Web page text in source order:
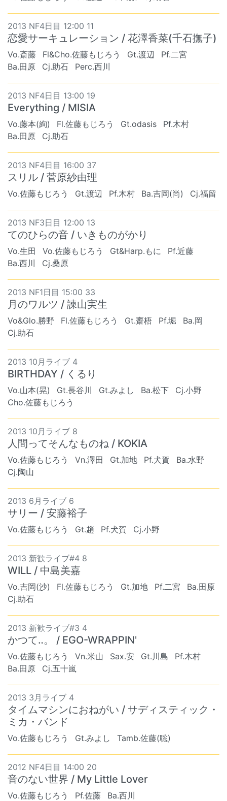
2013 NF4日目 12:00 11
恋愛サーキュレーション / 花澤香菜(千石撫子)
Vo.斎藤 Fl&Cho.佐藤もじろう Gt.渡辺
Pf.二宮
Ba.田原
Cj.助石 Perc.西川
2013 NF4日目 13:00 19
Everything / MISIA
Vo.藤本(絢) Fl.佐藤もじろう Gt.odasis
Pf.木村
Ba.田原
Cj.助石
2013 NF4日目 16:00 37
スリル / 菅原紗由理
Vo.佐藤もじろう Gt.渡辺 Pf.木村 Ba.吉岡(尚) Cj.福留
2013 NF3日目 12:00 13
てのひらの音 / いきものがかり
Vo.生田 Vo.佐藤もじろう Gt&Harp.もに
Pf.近藤
Ba.西川
Cj.桑原
2013 NF1日目 15:00 33
月のワルツ / 諫山実生
Vo&Glo.勝野 Fl.佐藤もじろう Gt.齋梧 Pf.堀
Ba.岡
Cj.助石
2013 10月ライブ 4
BIRTHDAY / くるり
Vo.山本(晃) Gt.長谷川 Gt.みよし Ba.松下
Cj.小野
Cho.佐藤もじろう
2013 10月ライブ 8
人間ってそんなものね / KOKIA
Vo.佐藤もじろう Vn.澤田 Gt.加地 Pf.犬賀
Ba.水野
Cj.陶山
2013 6月ライブ 6
サリー / 安藤裕子
Vo.佐藤もじろう Gt.趙 Pf.犬賀 Cj.小野
2013 新歓ライブ#4 8
WILL / 中島美嘉
Vo.吉岡(沙) Fl.佐藤もじろう Gt.加地 Pf.二宮
Ba.田原
Cj.助石
2013 新歓ライブ#3 4
かつて‥。 / EGO-WRAPPIN'
Vo.佐藤もじろう Vn.米山 Sax.安 Gt.川島
Pf.木村
Ba.田原
Cj.五十嵐
2013 3月ライブ 4
タイムマシンにおねがい / サディスティック・
ミカ・バンド
Vo.佐藤もじろう Gt.みよし Tamb.佐藤(聡)
2012 NF4日目 14:00 20
音のない世界 / My Little Lover
Vo.佐藤もじろう Pf.佐藤 Ba.西川